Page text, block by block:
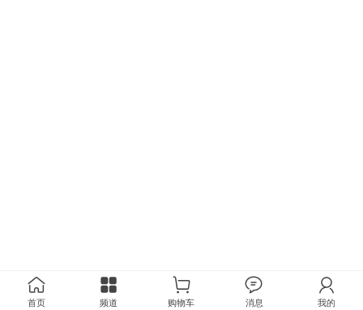
首页 频道 购物车 消息 我的